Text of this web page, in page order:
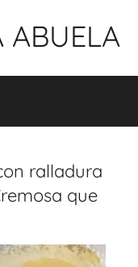
ABUELA
ralladura
que